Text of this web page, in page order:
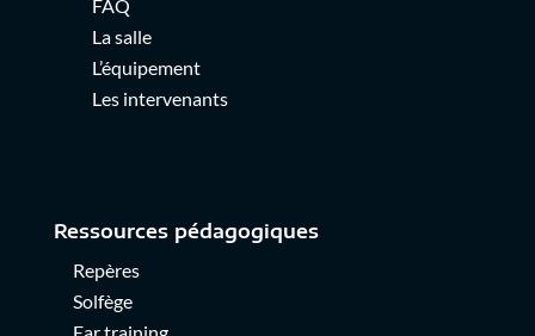
FAQ
La salle
L’équipement
Les intervenants
Ressources pédagogiques
Repères
Solfège